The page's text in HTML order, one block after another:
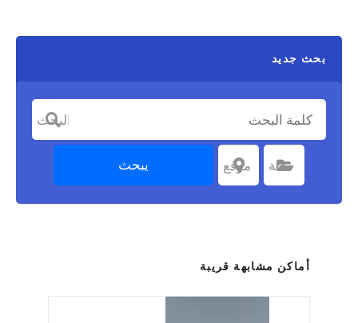
بحث جديد
كلمة البحث
فئة
اختر الفئة موقع
اختر موقعا يبحث
أماكن مشابهة قريبة